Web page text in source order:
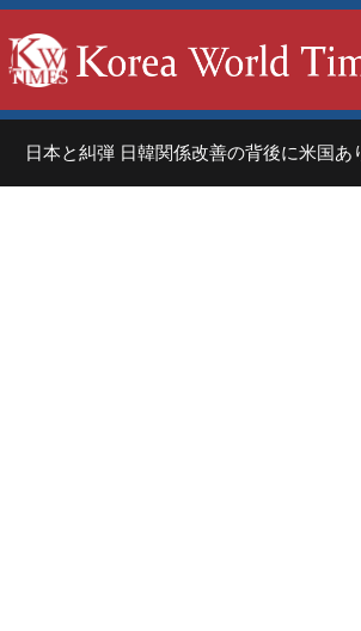
日本と糾弾 日韓関係改善の背後に米国あり